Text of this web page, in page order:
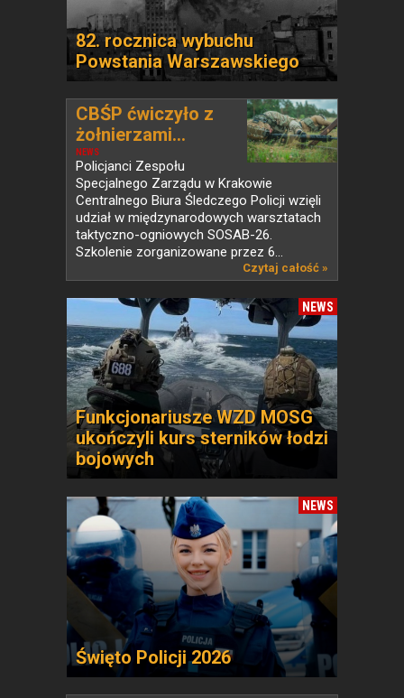
82. rocznica wybuchu
Powstania Warszawskiego
NEWS
CBŚP ćwiczyło z
żołnierzami...
Policjanci Zespołu
Specjalnego Zarządu w Krakowie
Centralnego Biura Śledczego Policji wzięli
udział w międzynarodowych warsztatach
taktyczno-ogniowych SOSAB-26.
Szkolenie zorganizowane przez 6...
Czytaj całość »
NEWS
Funkcjonariusze WZD MOSG
ukończyli kurs sterników łodzi
bojowych
NEWS
Święto Policji 2026